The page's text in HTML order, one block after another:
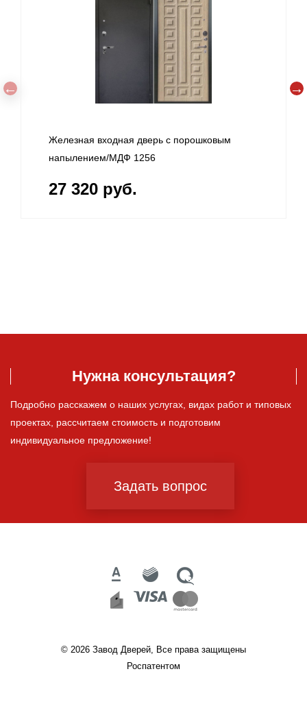
дверь с порошковым
Дверь металлическая
Нужна консультация?
Подробно расскажем о наших услугах, видах работ и типовых
проектах, рассчитаем стоимость и подготовим
индивидуальное предложение!
Задать вопрос
© 2026 Завод Дверей, Все права защищены
Роспатентом